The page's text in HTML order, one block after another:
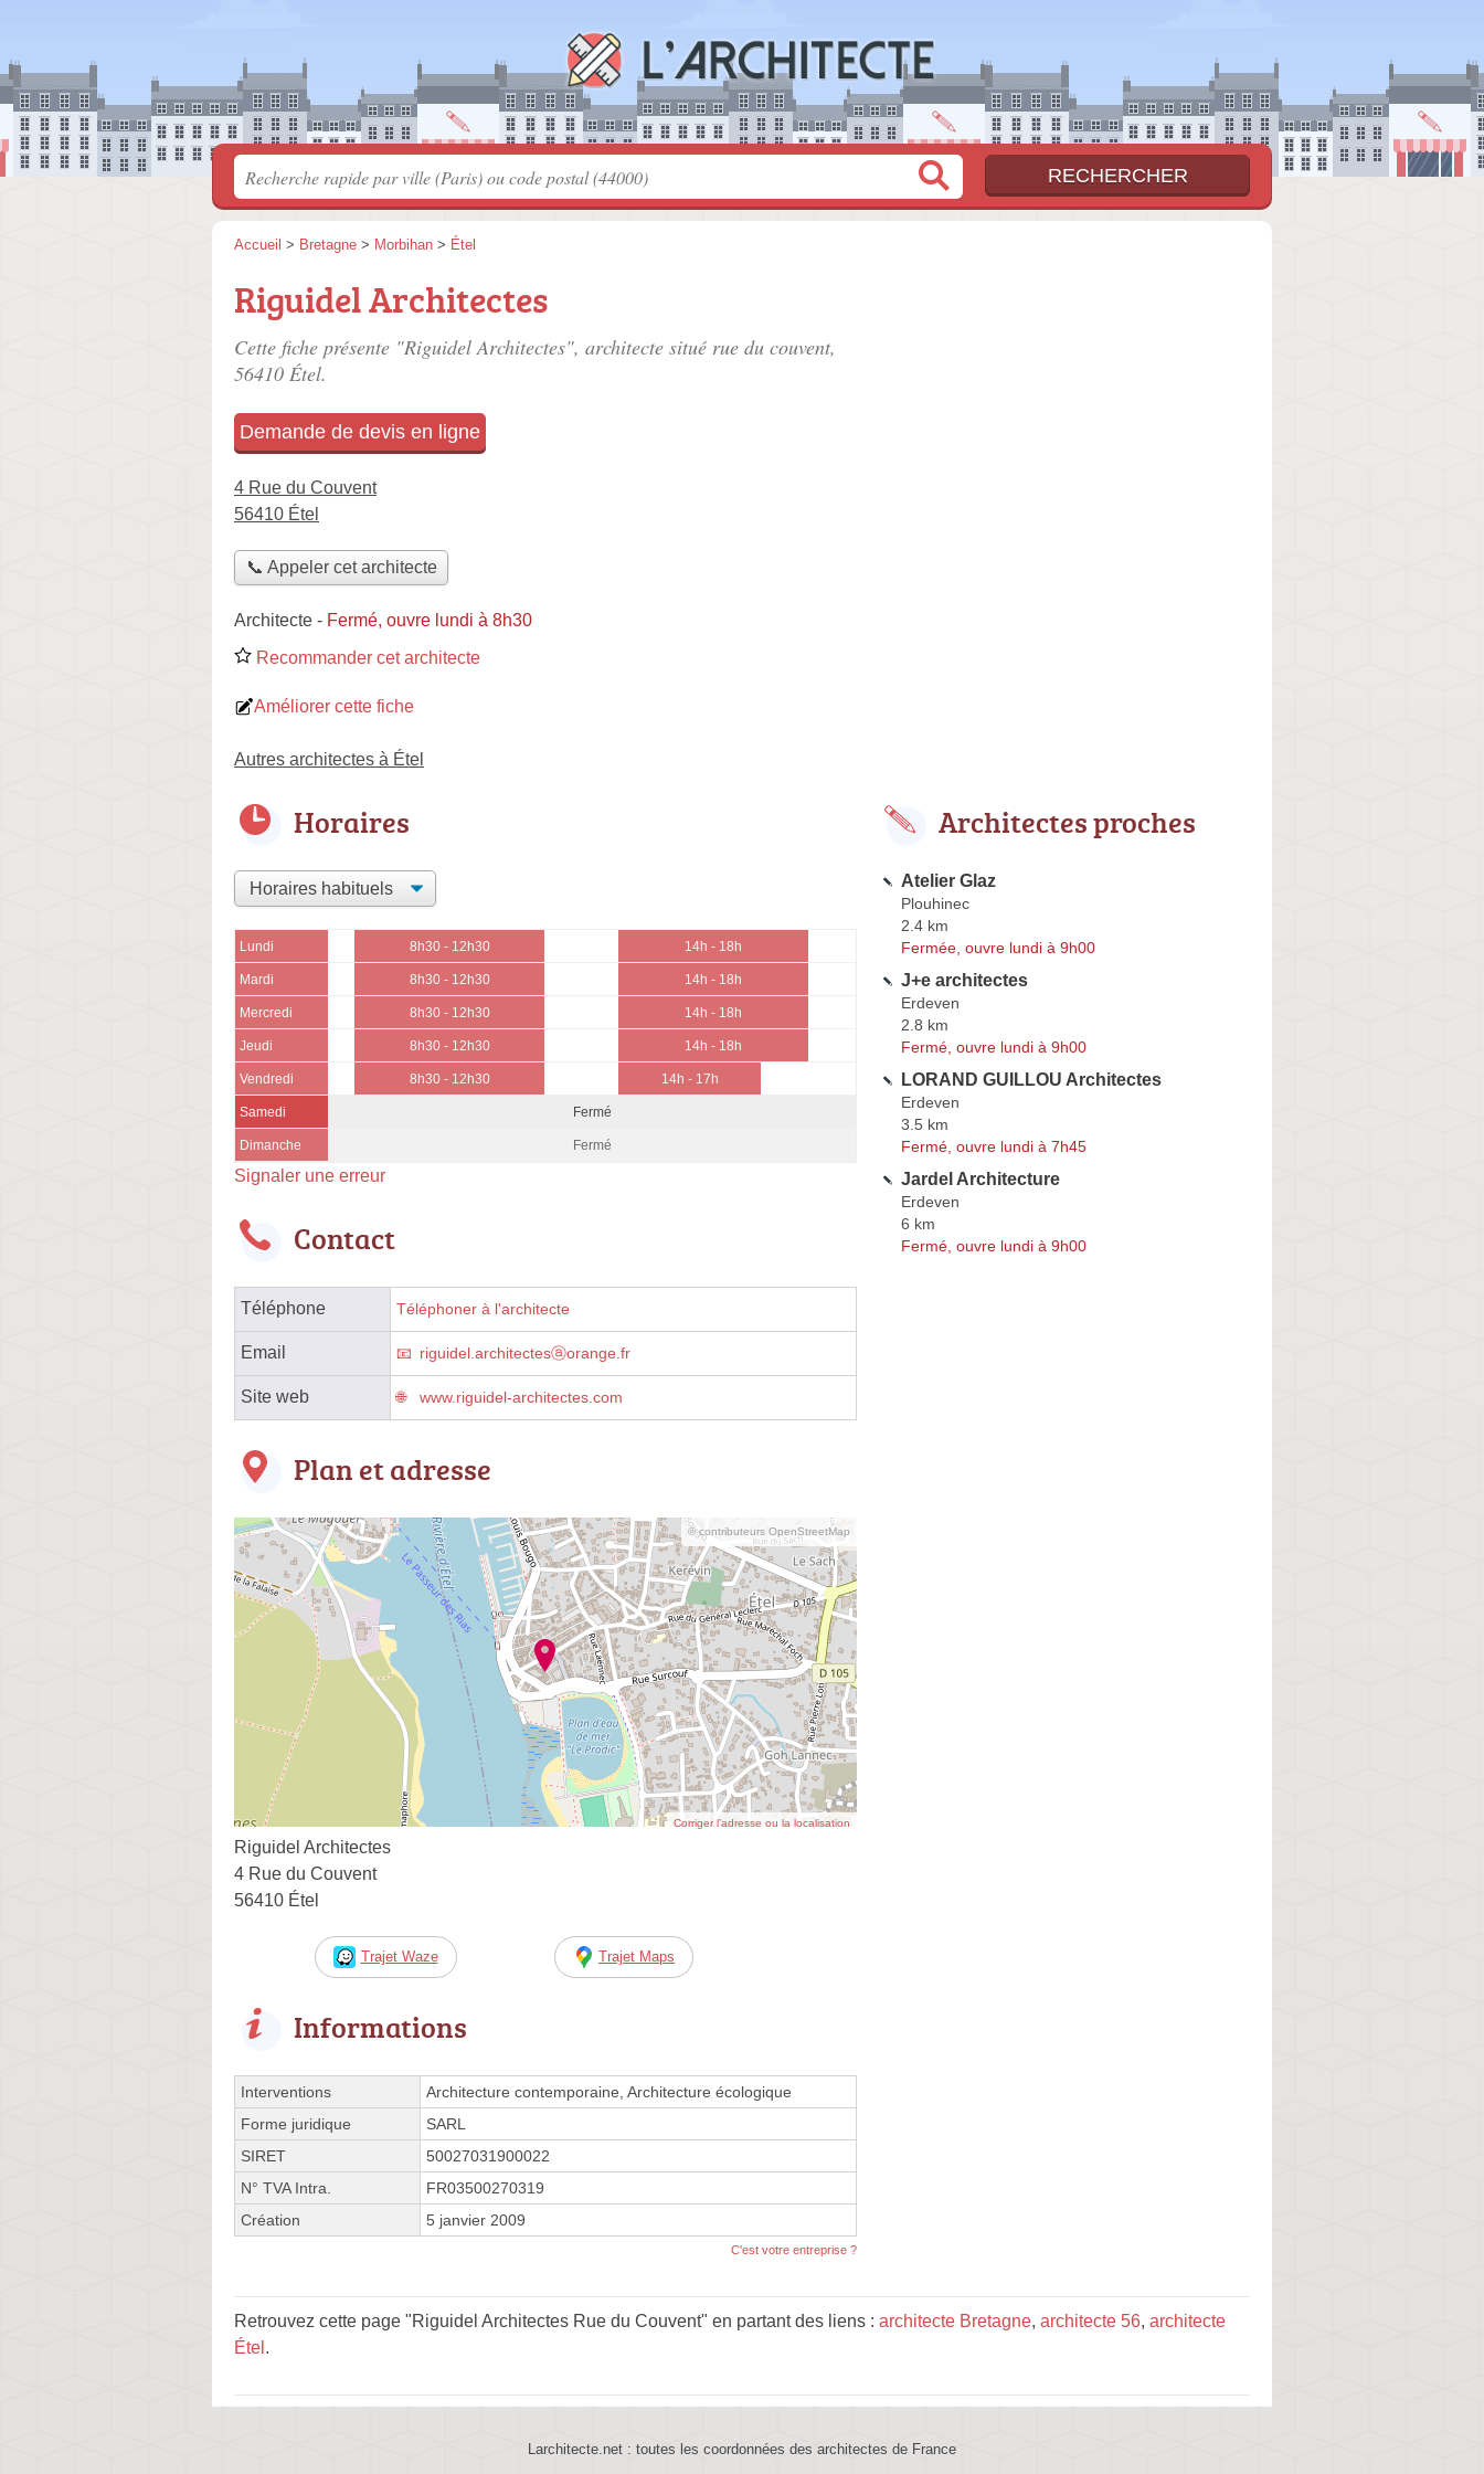
Accueil > Bretagne > Morbihan > Étel
Riguidel Architectes
Cette fiche présente "Riguidel Architectes", architecte situé rue du couvent,
56410 Étel.
Demande de devis en ligne
4 Rue du Couvent
56410 Étel
📞 Appeler cet architecte
Architecte - Fermé, ouvre lundi à 8h30
Recommander cet architecte
Améliorer cette fiche
Autres architectes à Étel
Horaires
Lundi 8h30 - 12h30 14h - 18h
Mardi 8h30 - 12h30 14h - 18h
Mercredi 8h30 - 12h30 14h - 18h
Jeudi 8h30 - 12h30 14h - 18h
Vendredi 8h30 - 12h30 14h - 17h
Samedi Fermé
Dimanche Fermé
Signaler une erreur
Contact
Téléphone Téléphoner à l'architecte
Email riguidel.architectesⓐorange.fr
Site web www.riguidel-architectes.com
Plan et adresse
© contributeurs OpenStreetMap
Corriger l’adresse ou la localisation
Riguidel Architectes
4 Rue du Couvent
56410 Étel
Trajet Waze Trajet Maps
Informations
Interventions
Architecture contemporaine, Architecture écologique
Forme juridique
SARL
SIRET
50027031900022
N° TVA Intra.
FR03500270319
Création
5 janvier 2009
C'est votre entreprise ?
Architectes proches
Atelier Glaz
Plouhinec
2.4 km
Fermée, ouvre lundi à 9h00
J+e architectes
Erdeven
2.8 km
Fermé, ouvre lundi à 9h00
LORAND GUILLOU Architectes
Erdeven
3.5 km
Fermé, ouvre lundi à 7h45
Jardel Architecture
Erdeven
6 km
Fermé, ouvre lundi à 9h00
Retrouvez cette page "Riguidel Architectes Rue du Couvent" en partant des liens : architecte Bretagne, architecte 56, architecte
Étel .
Larchitecte.net : toutes les coordonnées des architectes de France